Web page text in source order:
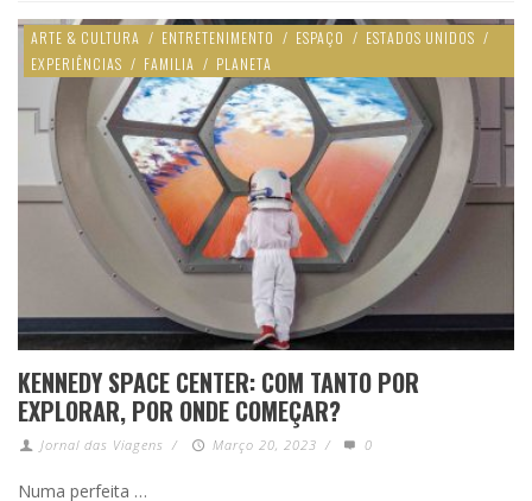
ARTE & CULTURA / ENTRETENIMENTO / ESPAÇO / ESTADOS UNIDOS /
EXPERIÊNCIAS / FAMILIA / PLANETA
KENNEDY SPACE CENTER: COM TANTO POR
EXPLORAR, POR ONDE COMEÇAR?
Jornal das Viagens / Março 20, 2023 / 0
Numa perfeita …